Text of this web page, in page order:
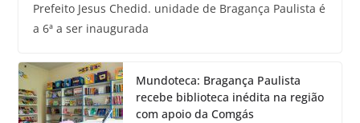
Prefeito Jesus Chedid. unidade de Bragança Paulista é
a 6ª a ser inaugurada
Mundoteca: Bragança Paulista
recebe biblioteca inédita na região
com apoio da Comgás